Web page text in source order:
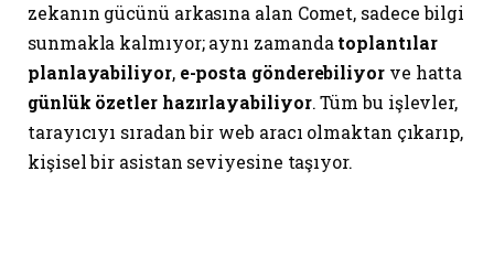
zekanın gücünü arkasına alan Comet, sadece bilgi
sunmakla kalmıyor; aynı zamandatoplantılar
planlayabiliyor, e-posta gönderebiliyorve hatta
günlük özetler hazırlayabiliyor. Tüm bu işlevler,
tarayıcıyı sıradan bir web aracı olmaktan çıkarıp,
kişisel bir asistan seviyesine taşıyor.